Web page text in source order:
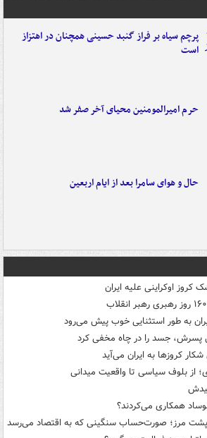
پرچم سیاه بر فراز گنبد حسینی همچنان در اهتزاز
است
حرم امیرالمومنین محیای آخر صفر شد
حال و هوای سامرا بعد از ایام اربعین
کروز اوکراینی علیه ایران
به طور استثنایی خوب پیش می‌رود
پسرش، جسد را در چاه مخفی کرد
کروزها به ایران می‌آید
از بلوف سیاسی تا واقعیت میدانی
همکاری می‌کردند؟
پشت مرز؛ صورت‌حساب سنگینی که به اقتصاد می‌رسد